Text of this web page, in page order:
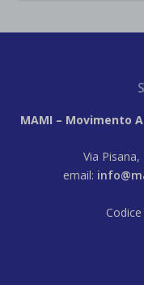
MAMI – Movimento
Via
email: